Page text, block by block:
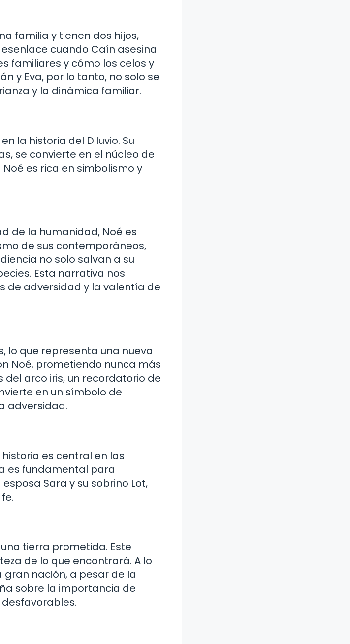
familia y tienen dos hijos,
cuando Caín asesina
familiares y cómo los celos y
y Eva, por lo tanto, no solo se
y la dinámica familiar.
la historia del Diluvio. Su
se convierte en el núcleo de
es rica en simbolismo y
de la humanidad, Noé es
de sus contemporáneos,
no solo salvan a su
Esta narrativa nos
de adversidad y la valentía de
lo que representa una nueva
Noé, prometiendo nunca más
arco iris, un recordatorio de
en un símbolo de
adversidad.
es central en las
es fundamental para
Sara y su sobrino Lot,
tierra prometida. Este
de lo que encontrará. A lo
gran nación, a pesar de la
sobre la importancia de